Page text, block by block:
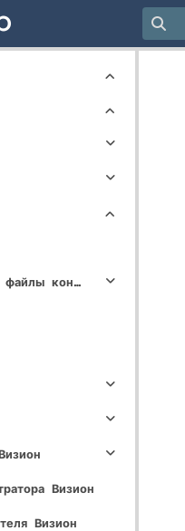
Компоненты Визиона: файлы конфигурации, описание параметров
Визион
Визион